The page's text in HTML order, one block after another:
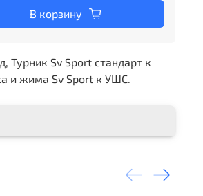
В корзину
Sv Sport стандарт к
и жима Sv Sport к УШС.